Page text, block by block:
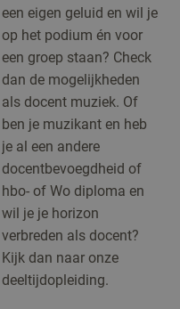
een eigen geluid en wil je
op het podium én voor
een groep staan? Check
dan de mogelijkheden
als docent muziek. Of
ben je muzikant en heb
je al een andere
docentbevoegdheid of
hbo- of Wo diploma en
wil je je horizon
verbreden als docent?
Kijk dan naar onze
deeltijdopleiding.